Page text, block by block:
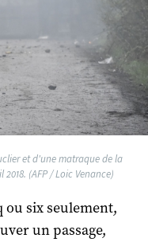
et d'une matraque de la
(AFP / Loic Venance)
ou six seulement,
un passage,